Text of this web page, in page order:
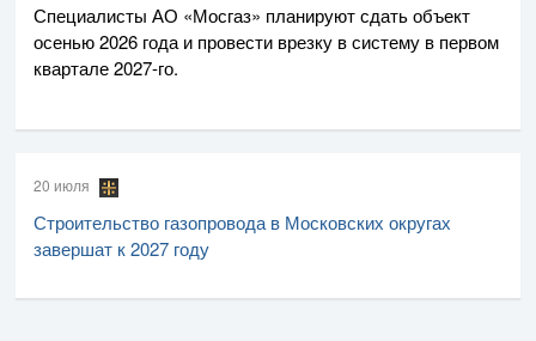
Специалисты АО «Мосгаз» планируют сдать объект
осенью 2026 года и провести врезку в систему в первом
квартале2027-го.
20 июля
Строительство газопровода в Московских округах
завершат к 2027 году